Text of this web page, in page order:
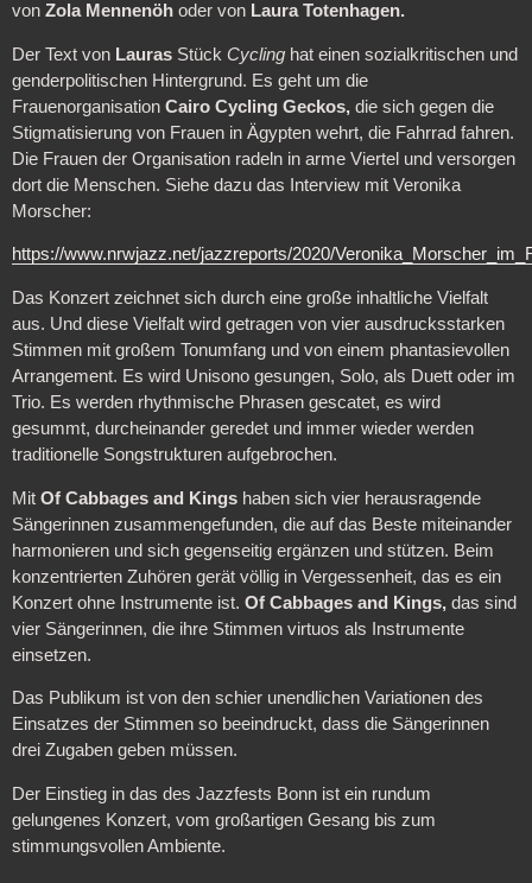
von Zola Mennenöh oder von Laura Totenhagen.
Der Text von LaurasStück Cyclinghat einen sozialkritischen und
genderpolitischen Hintergrund. Es geht um die
Frauenorganisation Cairo Cycling Geckos, die sich gegen die
Stigmatisierung von Frauen in Ägypten wehrt, die Fahrrad fahren.
Die Frauen der Organisation radeln in arme Viertel und versorgen
dort die Menschen. Siehe dazu das Interview mit Veronika
Morscher:
https://www.nrwjazz.net/jazzreports/2020/
Das Konzert zeichnet sich durch eine große inhaltliche Vielfalt
aus. Und diese Vielfalt wird getragen von vier ausdrucksstarken
Stimmen mit großem Tonumfang und von einem phantasievollen
Arrangement. Es wird Unisono gesungen, Solo, als Duett oder im
Trio. Es werden rhythmische Phrasen gescatet, es wird
gesummt, durcheinander geredet und immer wieder werden
traditionelle Songstrukturen aufgebrochen.
Mit Of Cabbages and Kings haben sich vier herausragende
Sängerinnen zusammengefunden, die auf das Beste miteinander
harmonieren und sich gegenseitig ergänzen und stützen. Beim
konzentrierten Zuhören gerät völlig in Vergessenheit, das es ein
Konzert ohne Instrumente ist. Of Cabbages and Kings, das sind
vier Sängerinnen, die ihre Stimmen virtuos als Instrumente
einsetzen.
Das Publikum ist von den schier unendlichen Variationen des
Einsatzes der Stimmen so beeindruckt, dass die Sängerinnen
drei Zugaben geben müssen.
Der Einstieg in das des Jazzfests Bonn ist ein rundum
gelungenes Konzert, vom großartigen Gesang bis zum
stimmungsvollen Ambiente.